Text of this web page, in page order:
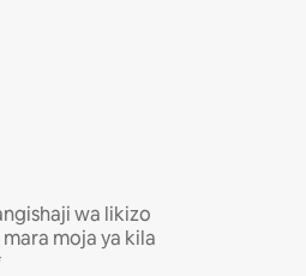
wa likizo
moja ya kila